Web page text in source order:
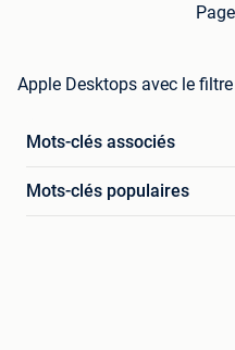
Apple Desktops avec le
Mots-clés associés
Mots-clés populaires